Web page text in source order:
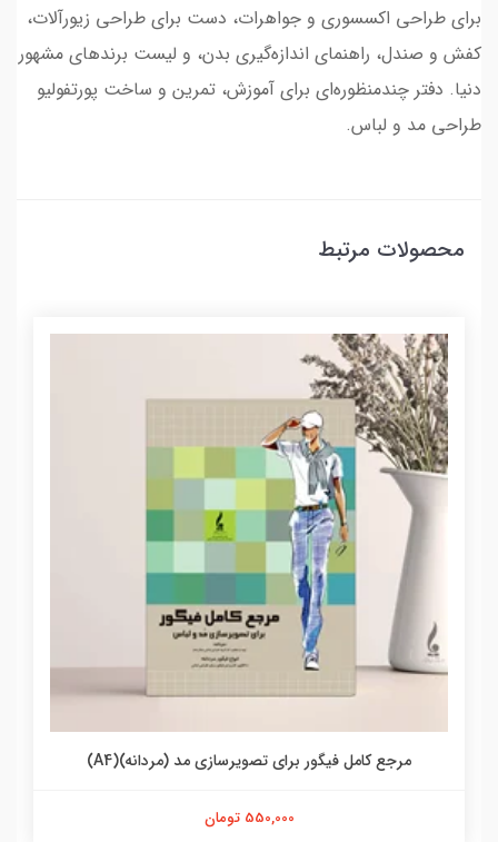
برای طراحی اکسسوری و جواهرات، دست برای طراحی زیورآلات،
کفش و صندل، راهنمای اندازه‌گیری بدن، و لیست برندهای مشهور
دنیا. دفتر چندمنظوره‌ای برای آموزش، تمرین و ساخت پورتفولیو
طراحی مد و لباس.
محصولات مرتبط
مرجع کامل فیگور برای تصویرسازی مد (مردانه)(A4)
550,000 تومان